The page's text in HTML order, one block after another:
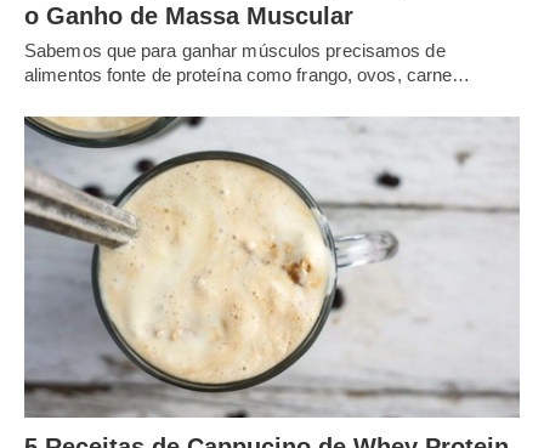
o Ganho de Massa Muscular
Sabemos que para ganhar músculos precisamos de
alimentos fonte de proteína como frango, ovos, carne…